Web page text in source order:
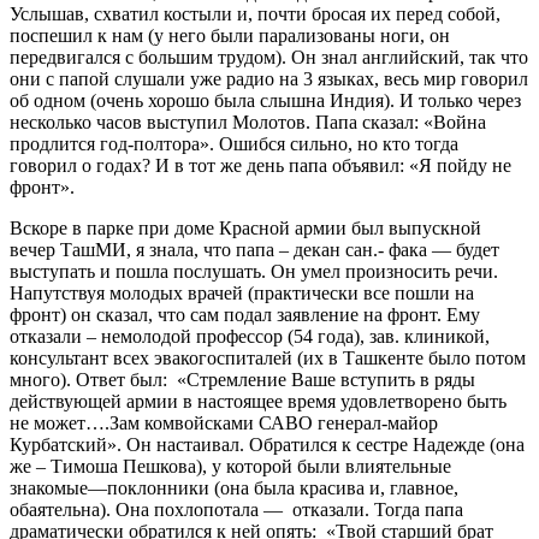
Услышав, схватил костыли и, почти бросая их перед собой,
поспешил к нам (у него были парализованы ноги, он
передвигался с большим трудом). Он знал английский, так что
они с папой слушали уже радио на 3 языках, весь мир говорил
об одном (очень хорошо была слышна Индия). И только через
несколько часов выступил Молотов. Папа сказал: «Война
продлится год-полтора». Ошибся сильно, но кто тогда
говорил о годах? И в тот же день папа объявил: «Я пойду не
фронт».
Вскоре в парке при доме Красной армии был выпускной
вечер ТашМИ, я знала, что папа – декан сан.- фака — будет
выступать и пошла послушать. Он умел произносить речи.
Напутствуя молодых врачей (практически все пошли на
фронт) он сказал, что сам подал заявление на фронт. Ему
отказали – немолодой профессор (54 года), зав. клиникой,
консультант всех эвакогоспиталей (их в Ташкенте было потом
много). Ответ был: «Стремление Ваше вступить в ряды
действующей армии в настоящее время удовлетворено быть
не может….Зам комвойсками САВО генерал-майор
Курбатский». Он настаивал. Обратился к сестре Надежде (она
же – Тимоша Пешкова), у которой были влиятельные
знакомые—поклонники (она была красива и, главное,
обаятельна). Она похлопотала — отказали. Тогда папа
драматически обратился к ней опять: «Твой старший брат